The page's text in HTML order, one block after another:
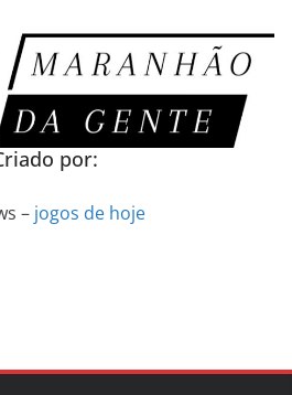
por:
– jogos de hoje